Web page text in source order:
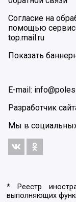
Согласие на
помощью
top.mail.ru
Показать
E-mail:
Разработчик
Мы в социальных
* Реестр
выполняющих